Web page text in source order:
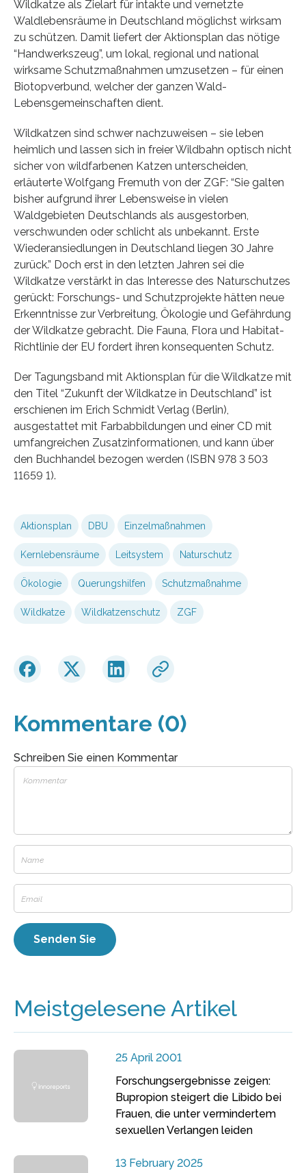
Wildkatze als Zielart für intakte und vernetzte
Waldlebensräume in Deutschland möglichst wirksam
zu schützen. Damit liefert der Aktionsplan das nötige
“Handwerkszeug”, um lokal, regional und national
wirksame Schutzmaßnahmen umzusetzen – für einen
Biotopverbund, welcher der ganzen Wald-
Lebensgemeinschaften dient.
Wildkatzen sind schwer nachzuweisen – sie leben
heimlich und lassen sich in freier Wildbahn optisch nicht
sicher von wildfarbenen Katzen unterscheiden,
erläuterte Wolfgang Fremuth von der ZGF: “Sie galten
bisher aufgrund ihrer Lebensweise in vielen
Waldgebieten Deutschlands als ausgestorben,
verschwunden oder schlicht als unbekannt. Erste
Wiederansiedlungen in Deutschland liegen 30 Jahre
zurück.” Doch erst in den letzten Jahren sei die
Wildkatze verstärkt in das Interesse des Naturschutzes
gerückt: Forschungs- und Schutzprojekte hätten neue
Erkenntnisse zur Verbreitung, Ökologie und Gefährdung
der Wildkatze gebracht. Die Fauna, Flora und Habitat-
Richtlinie der EU fordert ihren konsequenten Schutz.
Der Tagungsband mit Aktionsplan für die Wildkatze mit
den Titel “Zukunft der Wildkatze in Deutschland” ist
erschienen im Erich Schmidt Verlag (Berlin),
ausgestattet mit Farbabbildungen und einer CD mit
umfangreichen Zusatzinformationen, und kann über
den Buchhandel bezogen werden (ISBN 978 3 503
11659 1).
Aktionsplan DBU Einzelmaßnahmen
Kernlebensräume Leitsystem Naturschutz
Ökologie Querungshilfen Schutzmaßnahme
Wildkatze Wildkatzenschutz ZGF
Kommentare (0)
Schreiben Sie einen Kommentar
Meistgelesene Artikel
25 April 2001
Forschungsergebnisse zeigen:
Bupropion steigert die Libido bei
Frauen, die unter vermindertem
sexuellen Verlangen leiden
13 February 2025